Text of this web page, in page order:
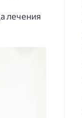
лечения